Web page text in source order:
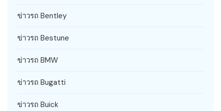
ข่าวรถ Bentley
ข่าวรถ Bestune
ข่าวรถ BMW
ข่าวรถ Bugatti
ข่าวรถ Buick